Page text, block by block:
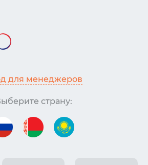
для менеджеров
страну: